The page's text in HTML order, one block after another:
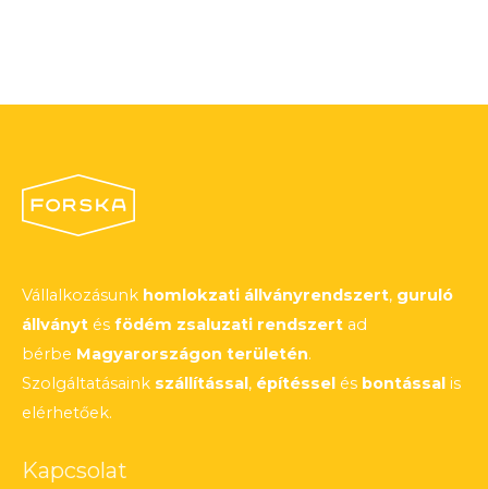
Vállalkozásunk homlokzati állványrendszert, guruló
állványt és födém zsaluzati rendszert ad
bérbe Magyarországon területén.
Szolgáltatásaink szállítással, építéssel és bontással is
elérhetőek.
Kapcsolat